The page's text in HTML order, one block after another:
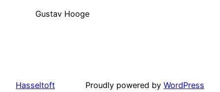
Gustav Hooge
Hasseltoft Proudly powered by WordPress